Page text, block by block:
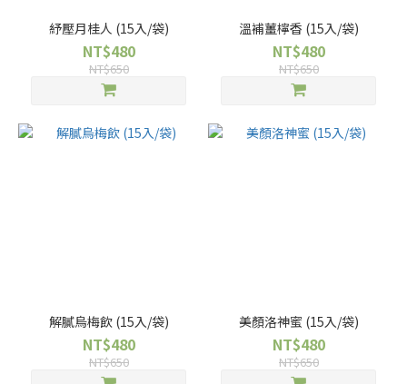
紓壓月桂人 (15入/袋)
NT$480
NT$650
溫補薑檸香 (15入/袋)
NT$480
NT$650
解膩烏梅飲 (15入/袋)
NT$480
NT$650
美顏洛神蜜 (15入/袋)
NT$480
NT$650